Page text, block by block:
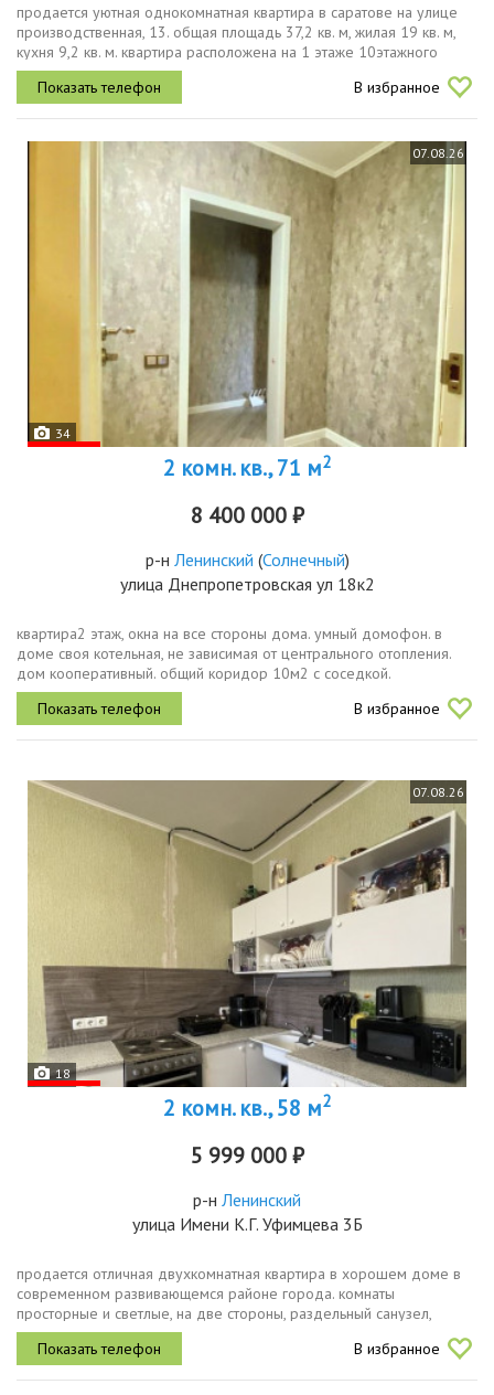
продается уютная однокомнатная квартира в саратове на улице
производственная, 13. общая площадь 37,2 кв. м, жилая 19 кв. м,
кухня 9,2 кв. м. квартира расположена на 1 этаже 10этажного
дома, 2007г.п .высота потолков 2,7 м. это отличное предложение...
В избранное
07.08.26
34
2 комн. кв., 71 м2
8 400 000 ₽
р-н Ленинский (Солнечный)
улица Днепропетровская ул 18к2
квартира2 этаж, окна на все стороны дома. умный домофон. в
доме своя котельная, не зависимая от центрального отопления.
дом кооперативный. общий коридор 10м2 с соседкой.
используется для хранения санок, коляски и пр. на окнах решетки
для...
В избранное
07.08.26
18
2 комн. кв., 58 м2
5 999 000 ₽
р-н Ленинский
улица Имени К.Г. Уфимцева 3Б
продается отличная двухкомнатная квартира в хорошем доме в
современном развивающемся районе города. комнаты
просторные и светлые, на две стороны, раздельный санузел,
большая прихожая, лоджия. комнаты очень функциональные.
В избранное